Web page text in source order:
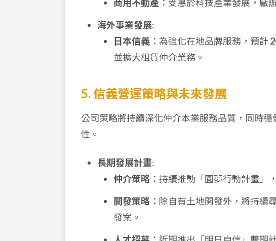
商用不動產 ：受惠於科技產業發展，廠
海外事業發展:
日本信義 ：為強化在地品牌服務，預計
並擴大租賃仲介業務。
5. 信義營運策略與未來發展
公司策略將持續深化仲介本業服務品質，同時
性。
長期發展計畫:
仲介策略 ：持續推動「圓夢行動計畫」
開發策略 ：除自有土地開發外，將持續
發案。